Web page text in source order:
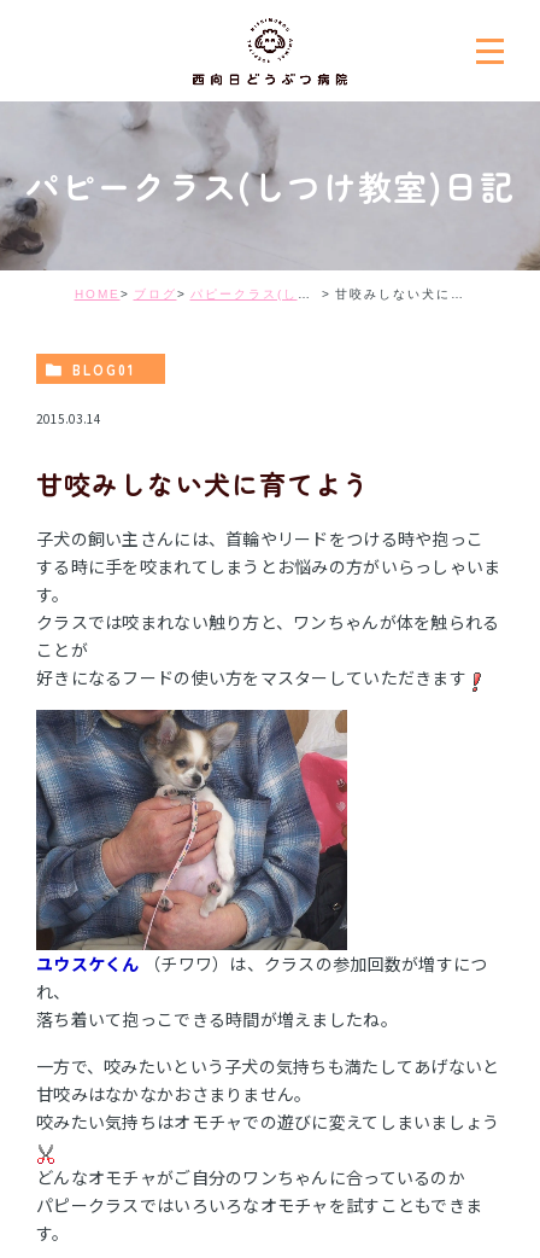
パピークラス(しつけ教室)日記
HOME ブログ パピークラス(しつけ教室)日記 甘咬みしない犬に育てよう
BLOG01
2015.03.14
甘咬みしない犬に育てよう
子犬の飼い主さんには、首輪やリードをつける時や抱っこ
する時に手を咬まれてしまうとお悩みの方がいらっしゃいま
す。
クラスでは咬まれない触り方と、ワンちゃんが体を触られる
ことが
好きになるフードの使い方をマスターしていただきます
ユウスケくん （チワワ）は、クラスの参加回数が増すにつ
れ、
落ち着いて抱っこできる時間が増えましたね。
一方で、咬みたいという子犬の気持ちも満たしてあげないと
甘咬みはなかなかおさまりません。
咬みたい気持ちはオモチャでの遊びに変えてしまいましょう
どんなオモチャがご自分のワンちゃんに合っているのか
パピークラスではいろいろなオモチャを試すこともできま
す。